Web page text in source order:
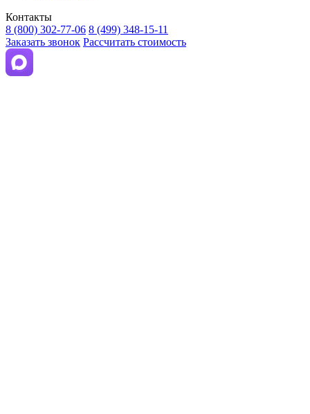
Контакты
8 (800) 302-77-06 8 (499) 348-15-11
Заказать звонок Рассчитать стоимость